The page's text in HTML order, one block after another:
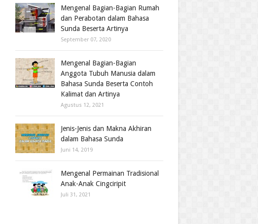
Mengenal Bagian-Bagian Rumah
dan Perabotan dalam Bahasa
Sunda Beserta Artinya
September 07, 2020
Mengenal Bagian-Bagian
Anggota Tubuh Manusia dalam
Bahasa Sunda Beserta Contoh
Kalimat dan Artinya
Agustus 12, 2021
Jenis-Jenis dan Makna Akhiran
dalam Bahasa Sunda
Juni 14, 2019
Mengenal Permainan Tradisional
Anak-Anak Cingciripit
Juli 31, 2021